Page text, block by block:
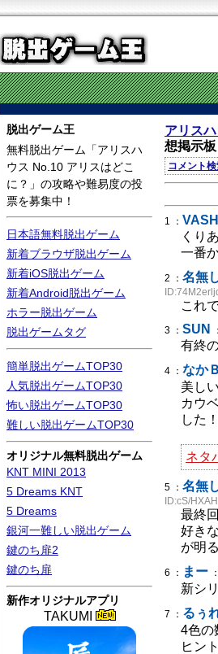
脱出ゲーム王
無料脱出ゲーム「アリスハ
ウス No.10 アリスはどこ
に？」の攻略や難易度の投
票を募集中！
日本語無料脱出ゲーム
新着ブラウザ脱出ゲーム
新着iOS脱出ゲーム
新着Android脱出ゲーム
ホラー脱出ゲーム
脱出ゲームタグ
簡単脱出ゲームTOP30
人気脱出ゲームTOP30
怖い脱出ゲームTOP30
難しい脱出ゲームTOP30
オリジナル無料脱出ゲーム
KNT MINI 2013
5 Dreams KNT
5 Dreams
銀河一難しい脱出ゲーム
鍵のち扉2
鍵のち扉
新作オリジナルアプリ
TAKUMI
アリス
想掲示板
コメント
1 ： VASH
くり
一番
2 ： 名無
これ
3 ： SUN
有終
4 ： なかＢ
美し
カウ
した！
ネタ
5 ： 名無
ID:cS/
最終
好き
が明
6 ： まー
新シ
7 ： るぅ
4色の
ヒン